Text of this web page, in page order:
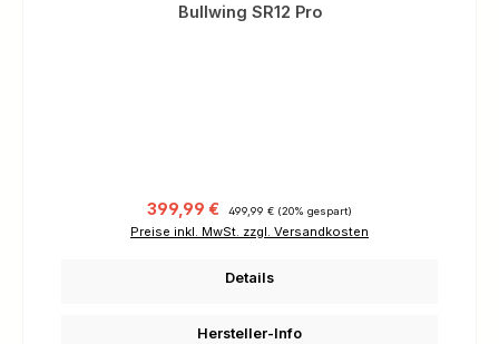
Bullwing SR12 Pro
Verkaufspreis:
399,99 € Regulärer Preis:
499,99 € (20% gespart)
Preise inkl. MwSt. zzgl. Versandkosten
Details
Hersteller-Info